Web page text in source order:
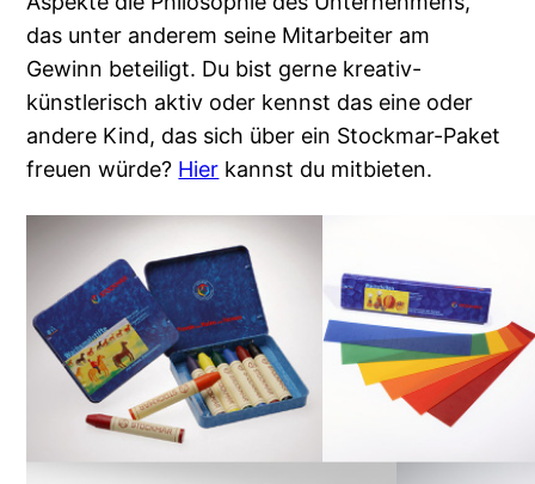
das unter anderem seine Mitarbeiter am
Gewinn beteiligt. Du bist gerne kreativ-
künstlerisch aktiv oder kennst das eine oder
andere Kind, das sich über ein Stockmar-Paket
freuen würde? Hier kannst du mitbieten.